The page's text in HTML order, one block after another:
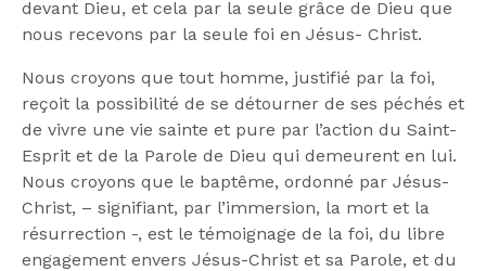
devant Dieu, et cela par la seule grâce de Dieu que
nous recevons par la seule foi en Jésus- Christ.
Nous croyons que tout homme, justifié par la foi,
reçoit la possibilité de se détourner de ses péchés et
de vivre une vie sainte et pure par l’action du Saint-
Esprit et de la Parole de Dieu qui demeurent en lui.
Nous croyons que le baptême, ordonné par Jésus-
Christ, – signifiant, par l’immersion, la mort et la
résurrection -, est le témoignage de la foi, du libre
engagement envers Jésus-Christ et sa Parole, et du